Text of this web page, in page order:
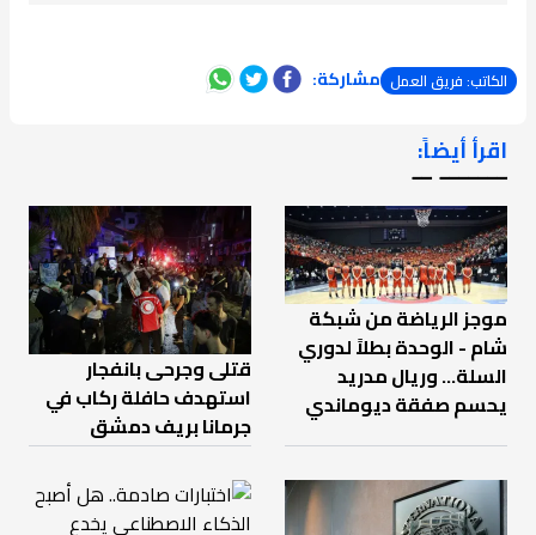
الكاتب: فريق العمل مشاركة:
اقرأ أيضاً:
ـــــــ ــ
موجز الرياضة من شبكة
شام - الوحدة بطلاً لدوري
السلة... وريال مدريد
يحسم صفقة ديوماندي
قتلى وجرحى بانفجار
استهدف حافلة ركاب في
جرمانا بريف دمشق